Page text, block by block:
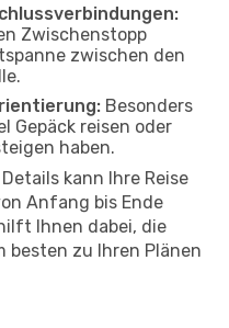
Zwischenstopp
zwischen den
Besonders
Gepäck reisen oder
haben.
kann Ihre Reise
Anfang bis Ende
Ihnen dabei, die
besten zu Ihren Plänen